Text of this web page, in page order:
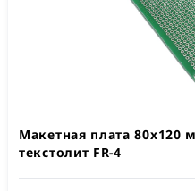
Макетная плата 80x120
текстолит FR-4